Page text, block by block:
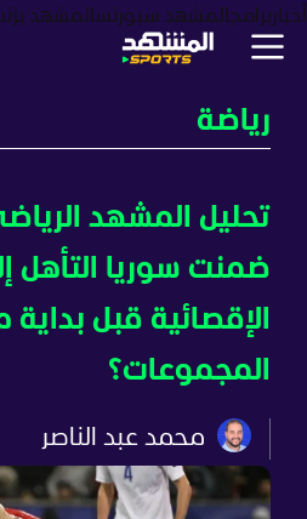
أخبار برامجالمشهد سبورتسالمشهد
رياضة
تحليل المشهد
ضمنت سوريا التأهل
الإقصائية قبل بداية
المجموعات؟
محمد عبد الناصر